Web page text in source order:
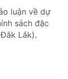
luận về dự
sách đặc
Lắk).